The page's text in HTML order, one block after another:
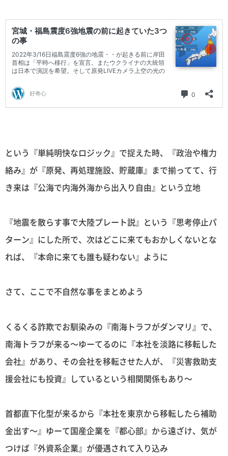
という『単純明快なロジック』で捉えた時、『政治や権力
絡み』が『原発、再処理施設、貯蔵庫』まで揃ってて、行
き来は『公海で内海外海から出入り自由』という立地
『地震を散らす事で大陸プレート説』という『思考停止パ
ターン』にした所で、次はどこに来てもおかしくないとな
れば、『本命に来ても誰も疑わない』ように
さて、ここで不自然な事をまとめよう
くるくる詐欺でお馴染みの『南海トラフがダンマリ』で、
南海トラフが来る〜ゆーてるのに『本社を淡路に移転した
会社』があり、その会社を移転させた人が、『災害救助支
援会社にも投資』しているという相関関係もあり〜
首都直下化型が来るから『本社を東京から移転したら補助
金出す〜』ゆーて国産企業を『都心部』から遠ざけ、気が
つけば『外資系企業』が優遇されて入り込み